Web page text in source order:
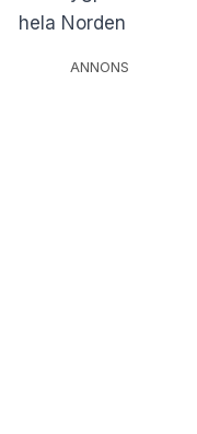
hela Norden
ANNONS